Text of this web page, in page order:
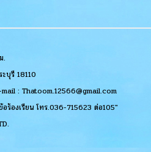
.
บุรี 18110
: Thatoom.12566@gmail.com
ร้องเรียน โทร.036-715623 ต่อ105"